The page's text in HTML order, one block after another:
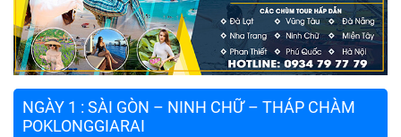
NGÀY 1 : SÀI GÒN – NINH CHỮ – THÁP CHÀM
POKLONGGIARAI